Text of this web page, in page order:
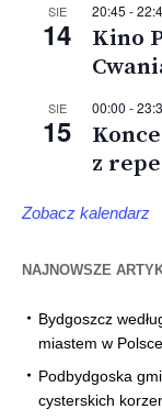
SIE
14
20:45 -
Kino
SIE
15
00:00 -
z
Zobacz kalendarz
NAJNOWSZE
Bydgoszcz
miastem w Polsce
Podbydgoska
cysterskich